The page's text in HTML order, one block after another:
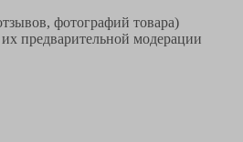
фотографий товара)
предварительной модерации